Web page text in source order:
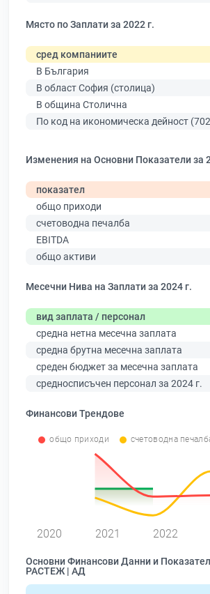
Място по Заплати за 2022 г.
сред компаниите
В България
В област София (столица)
В община Столична
По код на икономическа дейност
Изменения на Основни Показатели за
показател
общо приходи
счетоводна печалба
EBITDA
общо активи
Месечни Нива на Заплати за 2024 г.
вид заплата / персонал
средна нетна месечна заплата
средна брутна месечна заплата
среден бюджет за месечна заплата
средносписъчен персонал за 2024 г.
Финансови Трендове
общо приходи счетоводна
2020 2021 2022
Основни Финансови Данни и
РАСТЕЖ | АД